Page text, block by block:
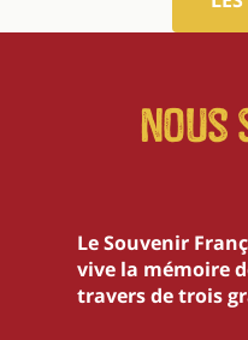
Le Souvenir
vive la mémoire
travers de trois